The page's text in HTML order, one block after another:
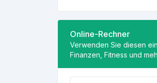
Online-Rechner
Verwenden Sie diesen
Finanzen, Fitness und